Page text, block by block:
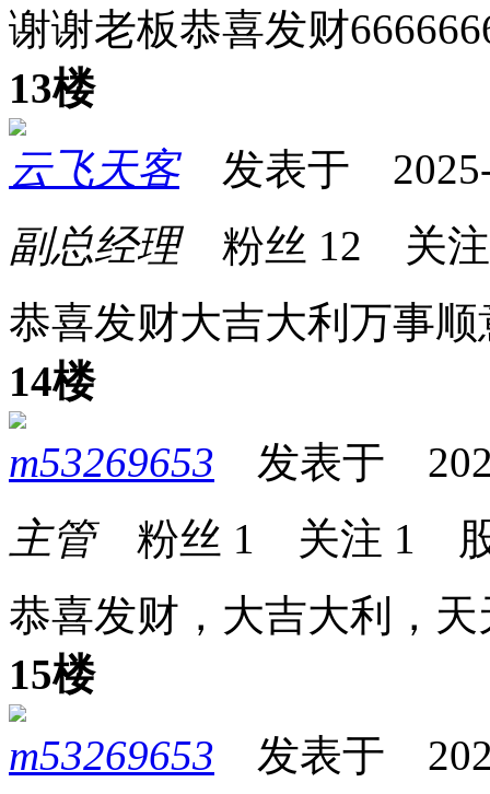
谢谢老板恭喜发财
13楼
云飞天客发表于 2025-
副总经理粉丝 12 关
恭喜发财大吉大利万事顺
14楼
m53269653 发表于
主管粉丝 1 关注 1
恭喜发财，大吉大利，
15楼
m53269653 发表于